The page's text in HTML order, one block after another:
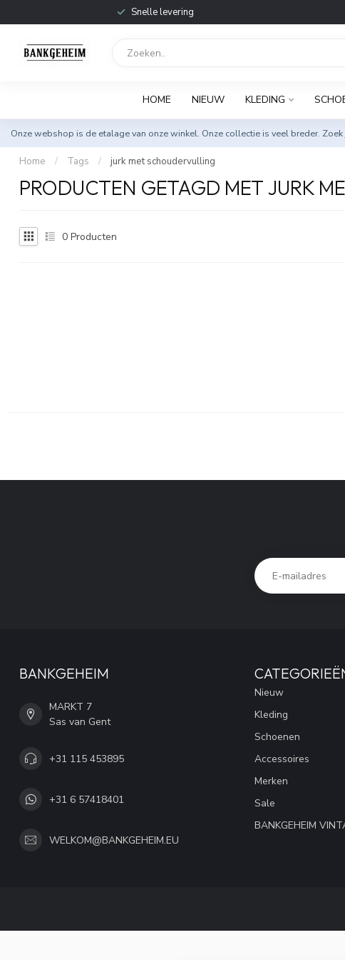
Snelle levering
HOME NIEUW KLEDING
Onze webshop is de etalage van onze winkel. Onze collectie is veel breder.
Home / Tags / jurk met schoudervulling
PRODUCTEN GETAGD MET JURK
0 Producten
BANKGEHEIM
MARKT 7
Sas van Gent
+31 115 453895
+31 6 57418401
WELKOM@BANKGEHEIM.EU
Nieuw
Kleding
Schoenen
Accessoires
Merken
Sale
BANKGEHEIM